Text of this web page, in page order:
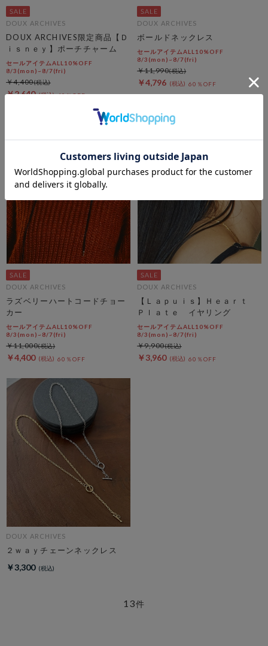
DOUX ARCHIVES
DOUX ARCHIVES限定商品【Ｄ
ｉｓｎｅｙ】ポーチチャーム
セールアイテムALL10%OFF
8/3(mon)~8/7(fri)
￥2,640 40％OFF
￥4,400
DOUX ARCHIVES
ボールドネックレス
セールアイテムALL10%OFF
8/3(mon)~8/7(fri)
￥4,796 60％OFF
￥11,990
DOUX ARCHIVES
ラズベリーハートコードチョー
カー
セールアイテムALL10%OFF
8/3(mon)~8/7(fri)
￥4,400 60％OFF
￥11,000
DOUX ARCHIVES
【Ｌａｐｕｉｓ】Ｈｅａｒｔ
Ｐｌａｔｅ イヤリング
セールアイテムALL10%OFF
8/3(mon)~8/7(fri)
￥3,960 60％OFF
￥9,900
DOUX ARCHIVES
２ｗａｙチェーンネックレス
￥3,300
13件